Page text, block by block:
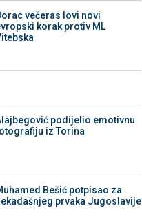
večeras lovi novi
korak protiv ML
podijelio emotivnu
iz Torina
Bešić potpisao za
prvaka Jugoslavije